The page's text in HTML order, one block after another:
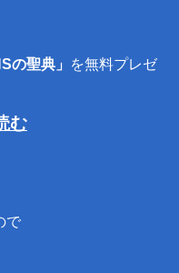
の聖典」
を無料プレゼ
む
で